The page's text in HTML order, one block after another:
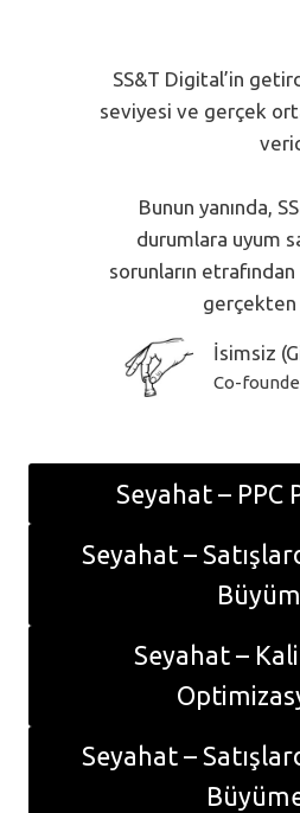
SS&T Digital’in
seviyesi ve gerçek
Bunun yanında,
durumlara uyum
sorunların
İsimsiz
Co-
Seyahat – PPC
Seyahat –
Seyahat –
Seyahat –